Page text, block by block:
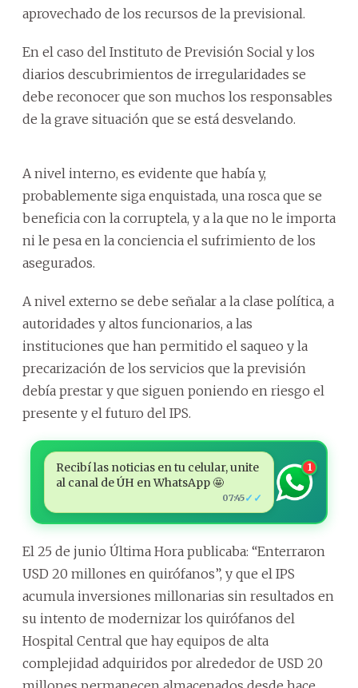
aprovechado de los recursos de la previsional.
En el caso del Instituto de Previsión Social y los
diarios descubrimientos de irregularidades se
debe reconocer que son muchos los responsables
de la grave situación que se está desvelando.
A nivel interno, es evidente que había y,
probablemente siga enquistada, una rosca que se
beneficia con la corruptela, y a la que no le importa
ni le pesa en la conciencia el sufrimiento de los
asegurados.
A nivel externo se debe señalar a la clase política, a
autoridades y altos funcionarios, a las
instituciones que han permitido el saqueo y la
precarización de los servicios que la previsión
debía prestar y que siguen poniendo en riesgo el
presente y el futuro del IPS.
Recibí las noticias en tu celular, unite
al canal de ÚH en WhatsApp 🤩
07:45✓✓
1
El 25 de junio Última Hora publicaba: “Enterraron
USD 20 millones en quirófanos”, y que el IPS
acumula inversiones millonarias sin resultados en
su intento de modernizar los quirófanos del
Hospital Central que hay equipos de alta
complejidad adquiridos por alrededor de USD 20